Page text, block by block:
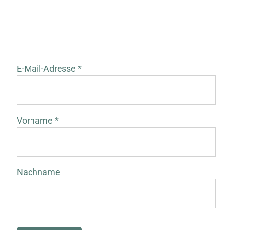
E-Mail-Adresse *
Vorname *
Nachname